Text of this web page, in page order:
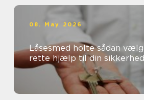
08. May 2026
Låsesmed holte sådan vælger du den
rette hjælp til din sikkerhed